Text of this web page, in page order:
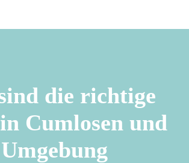
die richtige
Cumlosen und
Umgebung